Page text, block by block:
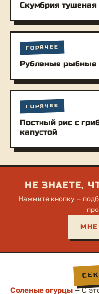
Скумбрия
ГОРЯЧЕЕ
Рубленые рыбные
ГОРЯЧЕЕ
Постный рис с
капустой
НЕ ЗНАЕТЕ,
Нажмите кнопку —
МНЕ
Соленые огурцы— С